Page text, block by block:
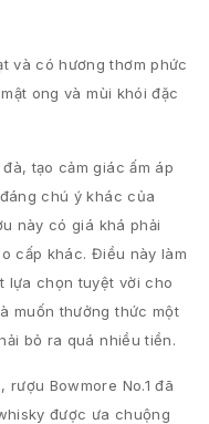
và có hương thơm phức
ong và mùi khói đặc
tạo cảm giác ấm áp
chú ý khác của
này có giá khá phải
cấp khác. Điều này làm
lựa chọn tuyệt vời cho
muốn thưởng thức một
bỏ ra quá nhiều tiền.
Bowmore No.1 đã
được ưa chuộng